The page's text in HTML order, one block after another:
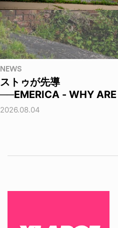
NEWS
ストゥが先導
──EMERICA - WHY
2026.08.04